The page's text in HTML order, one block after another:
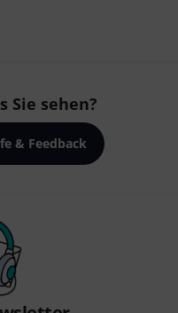
Sie sehen?
& Feedback